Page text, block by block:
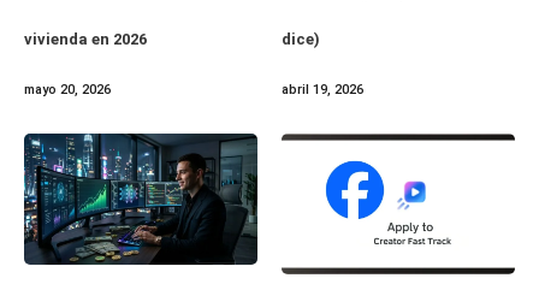
vivienda en 2026
mayo 20, 2026
dice)
abril 19, 2026